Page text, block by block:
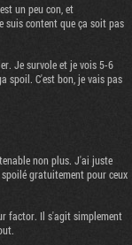
un peu con, et
suis content que ça soit pas
Je survole et je vois 5-6
spoil. C'est bon, je vais pas
non plus. J'ai juste
gratuitement pour ceux
factor. Il s'agit simplement